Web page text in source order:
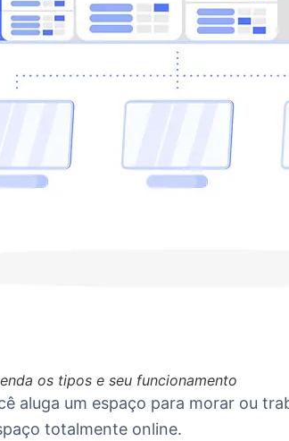
os tipos e seu funcionamento
aluga um espaço para morar ou
totalmente online.